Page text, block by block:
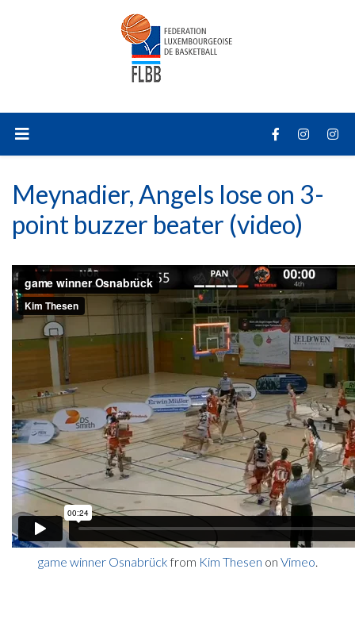
Meynadier, Angels lose on 3-
point buzzer beater (video)
game winner Osnabrückfrom Kim Thesen on Vimeo.